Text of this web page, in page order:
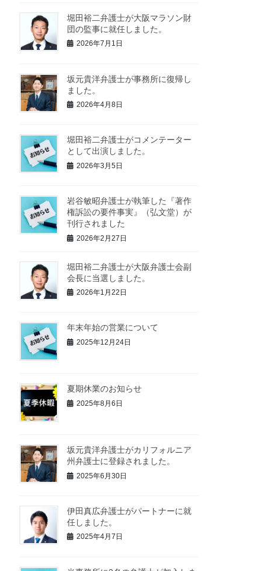
堀田裕二弁護士が大阪マラソン財
団の監事に就任しました。
2026年7月1日
坂元貴洋弁護士が事務所に復帰し
ました。
2026年4月8日
堀田裕二弁護士がコメンテーター
として出演しました。
2026年3月5日
岩谷敏昭弁護士が執筆した『著作
権訴訟の要件事実』（弘文堂）が
刊行されました
2026年2月27日
堀田裕二弁護士が大阪弁護士会副
会長に当選しました。
2026年1月22日
年末年始の営業について
2025年12月24日
夏期休業のお知らせ
2025年8月6日
坂元貴洋弁護士がカリフォルニア
州弁護士に登録されました。
2025年6月30日
伊田真広弁護士がパートナーに就
任しました。
2025年4月7日